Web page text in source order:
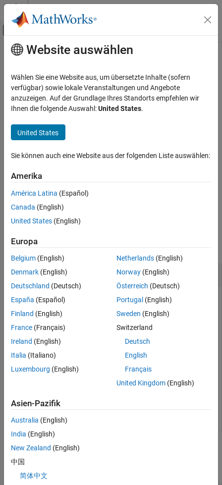
Weiter zum Inhalt
Umschaltung für Off-Canvas-
Startseite der Dokumentation
Embedded Coder
Deployment, Integration, and Supported
Hardware
Applications
Syntax
Input Arguments
Version History
Hauptinhalt
uninstallTarget
Delete docker image on target computer
Since R2022b
collapse all in page
Syntax
Description
uninstallTarget(
example
collapse all
Uninstall Target
Create a target object and add a target with name
LinuxTarget1 containing user name user1 and password
myPassword.
tgs = linux.Targets();
tg = tgs.addTarget(
"LinuxTarget1",
tg.uninstallTarget();
Input Arguments
collapse all
Website auswählen
Wählen Sie eine Website aus, um übersetzte Inhalte (sofern
verfügbar) sowie lokale Veranstaltungen und Angebote
anzuzeigen. Auf der Grundlage Ihres Standorts empfehlen wir
Ihnen die folgende Auswahl:United States.
United States
Sie können auch eine Website aus der folgenden Liste auswählen:
Amerika
América Latina (Español)
Canada (English)
United States (English)
Europa
Belgium (English)
Denmark (English)
Deutschland (Deutsch)
España (Español)
Finland (English)
France (Français)
Ireland (English)
Italia (Italiano)
Luxembourg (English)
Netherlands(English)
Norway(English)
Österreich (Deutsch)
Portugal (English)
Sweden (English)
Switzerland
Deutsch
English
Français
United Kingdom(English)
Asien-Pazifik
Australia (English)
India (English)
New Zealand (English)
中国
简体中文